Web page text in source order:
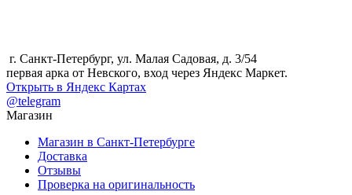
г. Санкт-Петербург, ул. Малая Садовая, д. 3/54
первая арка от Невского, вход через Яндекс Маркет.
Открыть в Яндекс Картах
@telegram
Магазин
Магазин в Санкт-Петербурге
Доставка
Отзывы
Проверка на оригинальность